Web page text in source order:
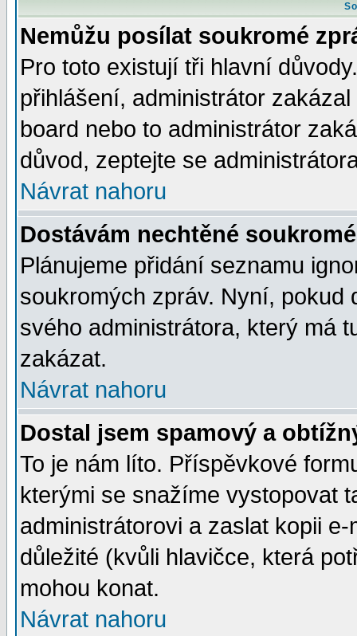
Nemůžu posílat soukromé
Pro toto existují tři hlavní
přihlášení, administrátor
board nebo to administrátor
důvod, zeptejte se
Návrat nahoru
Dostávám nechtěné
Plánujeme přidání seznamu
soukromých zpráv. Nyní, pokud
svého administrátora, který má
zakázat.
Návrat nahoru
Dostal jsem spamový a
To je nám líto. Příspěvkové
kterými se snažíme vystopovat
administrátorovi a zaslat kopii
důležité (kvůli hlavičce, která
mohou konat.
Návrat nahoru